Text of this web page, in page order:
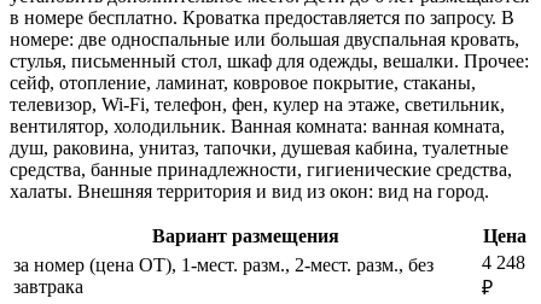
в номере бесплатно. Кроватка предоставляется по запросу. В
номере: две односпальные или большая двуспальная кровать,
стулья, письменный стол, шкаф для одежды, вешалки. Прочее:
сейф, отопление, ламинат, ковровое покрытие, стаканы,
телевизор, Wi-Fi, телефон, фен, кулер на этаже, светильник,
вентилятор, холодильник. Ванная комната: ванная комната,
душ, раковина, унитаз, тапочки, душевая кабина, туалетные
средства, банные принадлежности, гигиенические средства,
халаты. Внешняя территория и вид из окон: вид на город.
Вариант размещения
Цена
за номер (цена ОТ), 1-мест. разм., 2-мест. разм., без
завтрака
4 248
₽